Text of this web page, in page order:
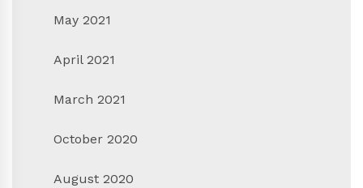
May 2021
April 2021
March 2021
October 2020
August 2020